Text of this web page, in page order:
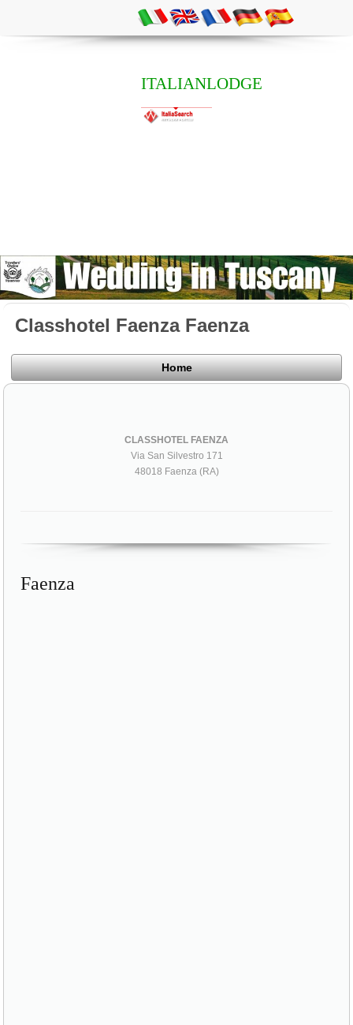
ITALIANLODGE
Classhotel Faenza Faenza
Home
CLASSHOTEL FAENZA
Via San Silvestro 171
48018 Faenza (RA)
Faenza